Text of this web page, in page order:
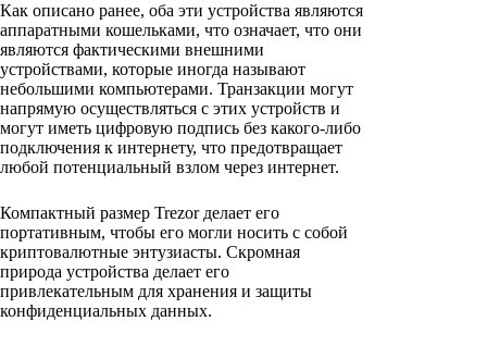
Как описано ранее, оба эти устройства являются
аппаратными кошельками, что означает, что они
являются фактическими внешними
устройствами, которые иногда называют
небольшими компьютерами. Транзакции могут
напрямую осуществляться с этих устройств и
могут иметь цифровую подпись без какого-либо
подключения к интернету, что предотвращает
любой потенциальный взлом через интернет.
Компактный размер Trezor делает его
портативным, чтобы его могли носить с собой
криптовалютные энтузиасты. Скромная
природа устройства делает его
привлекательным для хранения и защиты
конфиденциальных данных.